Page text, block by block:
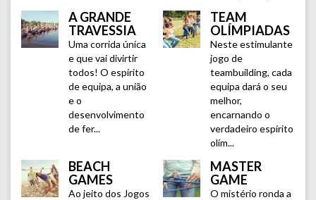
A GRANDE
TRAVESSIA
Uma corrida única
e que vai divirtir
todos! O espírito
de equipa, a união
e o
desenvolvimento
de fer...
TEAM
OLÍMPIADAS
Neste estimulante
jogo de
teambuilding, cada
equipa dará o seu
melhor,
encarnando o
verdadeiro espírito
olím...
BEACH
GAMES
Ao jeito dos Jogos
MASTER
GAME
O mistério ronda a